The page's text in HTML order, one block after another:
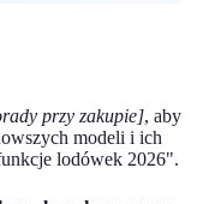
przy zakupie], aby
modeli i ich
lodówek 2026".